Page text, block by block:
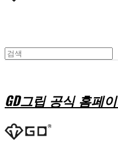
GD그립 공식 홈페